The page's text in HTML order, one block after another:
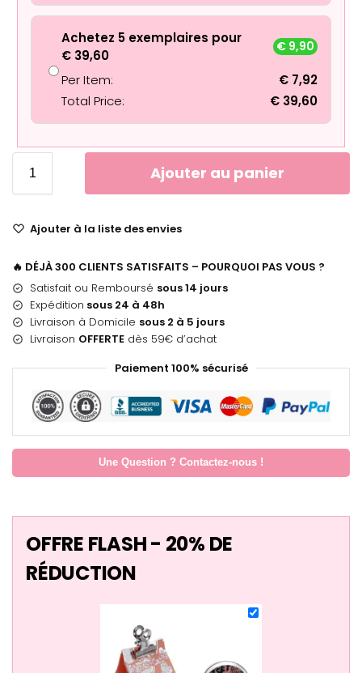
Achetez 5 exemplaires pour
€ 39,60
€ 9,90
Per Item: € 7,92
Total Price:
€ 39,60
Ajouter au panier
Ajouter à la liste des envies
🔥 DÉJÀ 300 CLIENTS SATISFAITS – POURQUOI PAS VOUS ?
Satisfait ou Remboursé sous 14 jours
Expédition sous 24 à 48h
Livraison à Domicile sous 2 à 5 jours
Livraison OFFERTE dès 59€ d’achat
Paiement 100% sécurisé
Une Question ? Contactez-nous !
OFFRE FLASH - 20% DE
RÉDUCTION